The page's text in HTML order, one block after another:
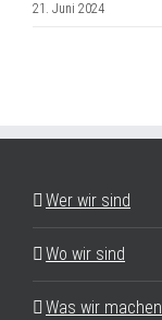
21. Juni 2024
Wer wir sind
Wo wir sind
Was wir machen